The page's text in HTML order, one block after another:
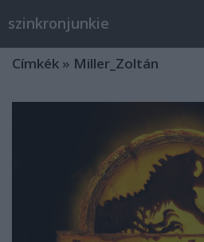
szinkronjunkie
Címkék » Miller_Zoltán